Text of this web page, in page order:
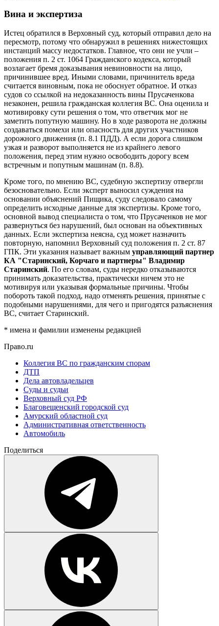
Вина и экспертиза
Истец обратился в Верховный суд, который отправил дело на
пересмотр, потому что обнаружил в решениях нижестоящих
инстанций массу недостатков. Главное, что они не учли –
положения п. 2 ст. 1064 Гражданского кодекса, который
возлагает бремя доказывания невиновности на лицо,
причинившее вред. Иными словами, причинитель вреда
считается виновным, пока не обоснует обратное. И отказ
судов со ссылкой на недоказанность вины Прусаченкова
незаконен, решила гражданская коллегия ВС. Она оценила и
мотивировку сути решения о том, что ответчик мог не
заметить попутную машину. Но в ходе разворота не должны
создаваться помехи или опасность для других участников
дорожного движения (п. 8.1 ПДД). А если дорога слишком
узкая и разворот выполняется не из крайнего левого
положения, перед этим нужно освободить дорогу всем
встречным и попутным машинам (п. 8.8).
Кроме того, по мнению ВС, судебную экспертизу отвергли
безосновательно. Если эксперт выносил суждения на
основании объяснений Пищика, суду следовало самому
определить исходные данные для экспертизы. Кроме того,
основной вывод специалиста о том, что Прусаченков не мог
развернуться без нарушений, был основан на объективных
данных. Если экспертиза неясна, суд может назначить
повторную, напомнил Верховный суд положения п. 2 ст. 87
ГПК. Эти указания называет важным управляющий партнер
КА "Старинский, Корчаго и партнеры" Владимир
Старинский. По его словам, суды нередко отказываются
принимать доказательства, практически ничем это не
мотивируя или указывая формальные причины. Чтобы
побороть такой подход, надо отменять решения, принятые с
подобными нарушениями, для чего и пригодятся разъяснения
ВС, считает Старинский.
* имена и фамилии изменены редакцией
Право.ru
Коллегия ВС по гражданским спорам
ДТП
Дела автовладельцев
Суды и судьи
Верховный суд РФ
Благовещенский городской суд
Амурский областной суд
Административная ответственность
Автомобиль
Поделиться